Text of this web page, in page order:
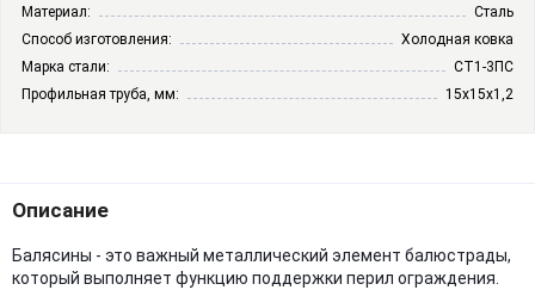
Материал:
Сталь
Способ изготовления:
Холодная ковка
Марка стали:
СТ1-3ПС
Профильная труба, мм:
15х15х1,2
Описание
Балясины - это важный металлический элемент балюстрады,
который выполняет функцию поддержки перил ограждения.